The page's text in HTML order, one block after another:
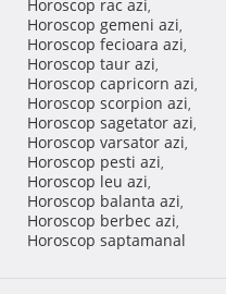
Horoscop rac azi,
Horoscop gemeni azi,
Horoscop fecioara azi,
Horoscop taur azi,
Horoscop capricorn azi,
Horoscop scorpion azi,
Horoscop sagetator azi,
Horoscop varsator azi,
Horoscop pesti azi,
Horoscop leu azi,
Horoscop balanta azi,
Horoscop berbec azi,
Horoscop saptamanal